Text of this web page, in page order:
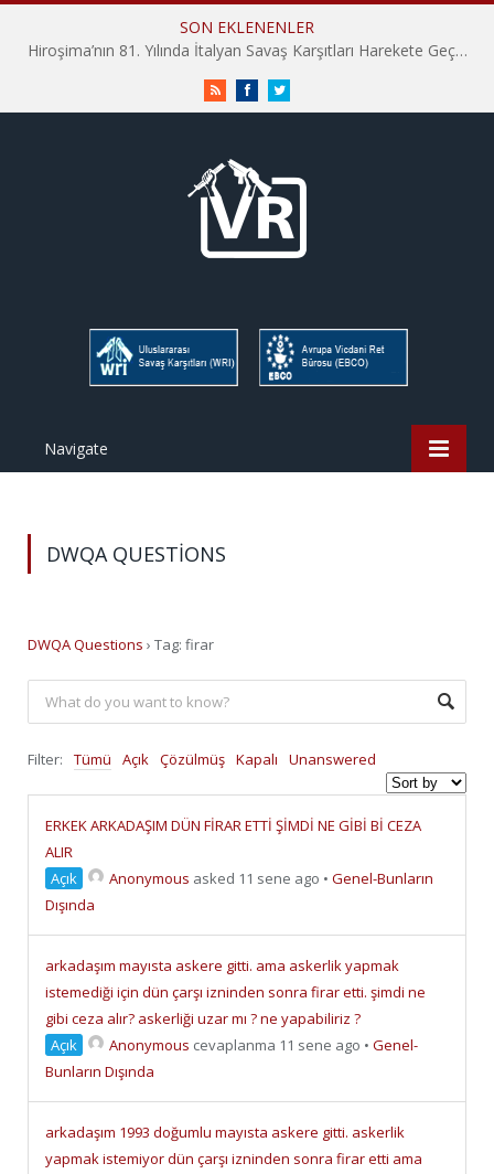
SON EKLENENLER
Hiroşima’nın 81. Yılında İtalyan Savaş Karşıtları Harekete Geçti: “Hatırlamak yeterli değil”
RSS FacebookTwitter
Navigate
DWQA QUESTIONS
DWQA Questions › Tag: firar
Filter: Tümü Açık Çözülmüş Kapalı Unanswered
ERKEK ARKADAŞIM DÜN FİRAR ETTİ ŞİMDİ NE GİBİ Bİ CEZA
ALIR
Açık
Anonymous asked 11 sene ago • Genel-Bunların
Dışında
arkadaşım mayısta askere gitti. ama askerlik yapmak
istemediği için dün çarşı izninden sonra firar etti. şimdi ne
gibi ceza alır? askerliği uzar mı ? ne yapabiliriz ?
Açık
Anonymous cevaplanma 11 sene ago • Genel-
Bunların Dışında
arkadaşım 1993 doğumlu mayısta askere gitti. askerlik
yapmak istemiyor dün çarşı izninden sonra firar etti ama